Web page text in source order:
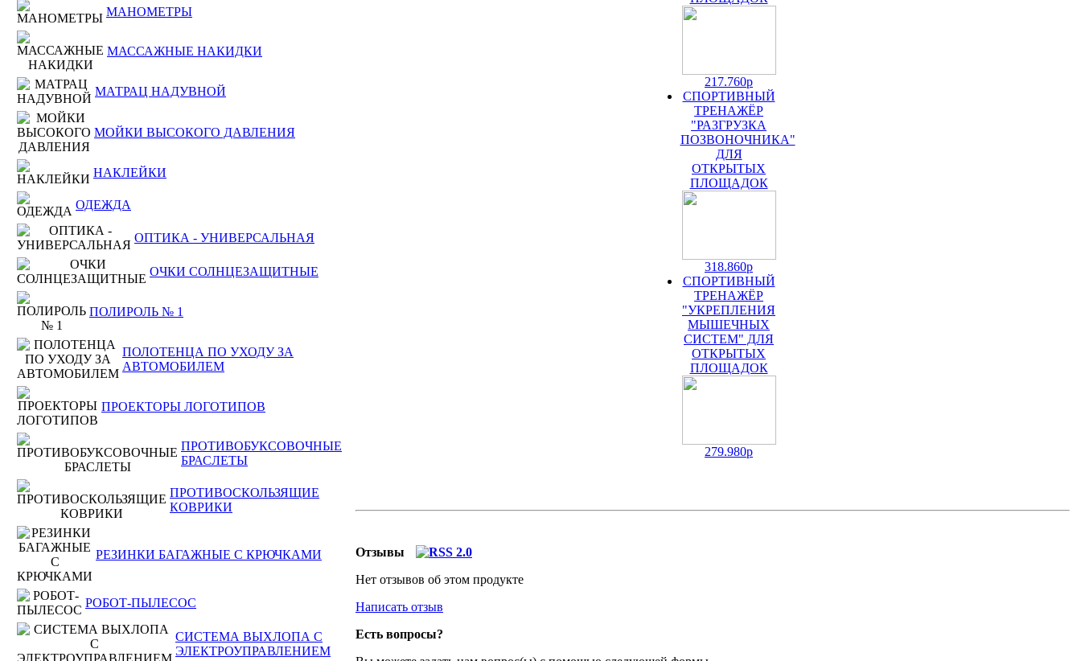
МАНОМЕТРЫ
МАССАЖНЫЕ НАКИДКИ
МАТРАЦ НАДУВНОЙ
МОЙКИ ВЫСОКОГО ДАВЛЕНИЯ
НАКЛЕЙКИ
ОДЕЖДА
ОПТИКА - УНИВЕРСАЛЬНАЯ
ОЧКИ СОЛНЦЕЗАЩИТНЫЕ
ПОЛИРОЛЬ № 1
ПОЛОТЕНЦА ПО УХОДУ ЗА
АВТОМОБИЛЕМ
ПРОЕКТОРЫ ЛОГОТИПОВ
ПРОТИВОБУКСОВОЧНЫЕ
БРАСЛЕТЫ
ПРОТИВОСКОЛЬЗЯЩИЕ
КОВРИКИ
РЕЗИНКИ БАГАЖНЫЕ С КРЮЧКАМИ
РОБОТ-ПЫЛЕСОС
СИСТЕМА ВЫХЛОПА С
ЭЛЕКТРОУПРАВЛЕНИЕМ
217.760р
СПОРТИВНЫЙ
ТРЕНАЖЁР
"РАЗГРУЗКА
ПОЗВОНОЧНИКА"
ДЛЯ
ОТКРЫТЫХ
ПЛОЩАДОК
318.860р
СПОРТИВНЫЙ
ТРЕНАЖЁР
"УКРЕПЛЕНИЯ
МЫШЕЧНЫХ
СИСТЕМ" ДЛЯ
ОТКРЫТЫХ
ПЛОЩАДОК
279.980р
Отзывы
Нет отзывов об этом продукте
Написать отзыв
Есть вопросы?